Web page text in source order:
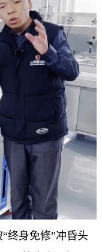
终身免修”冲昏头